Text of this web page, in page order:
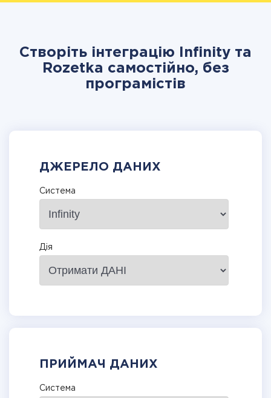
Створіть інтеграцію Infinity та
Rozetka самостійно, без
програмістів
ДЖЕРЕЛО ДАНИХ
Система
Дія
ПРИЙМАЧ ДАНИХ
Система